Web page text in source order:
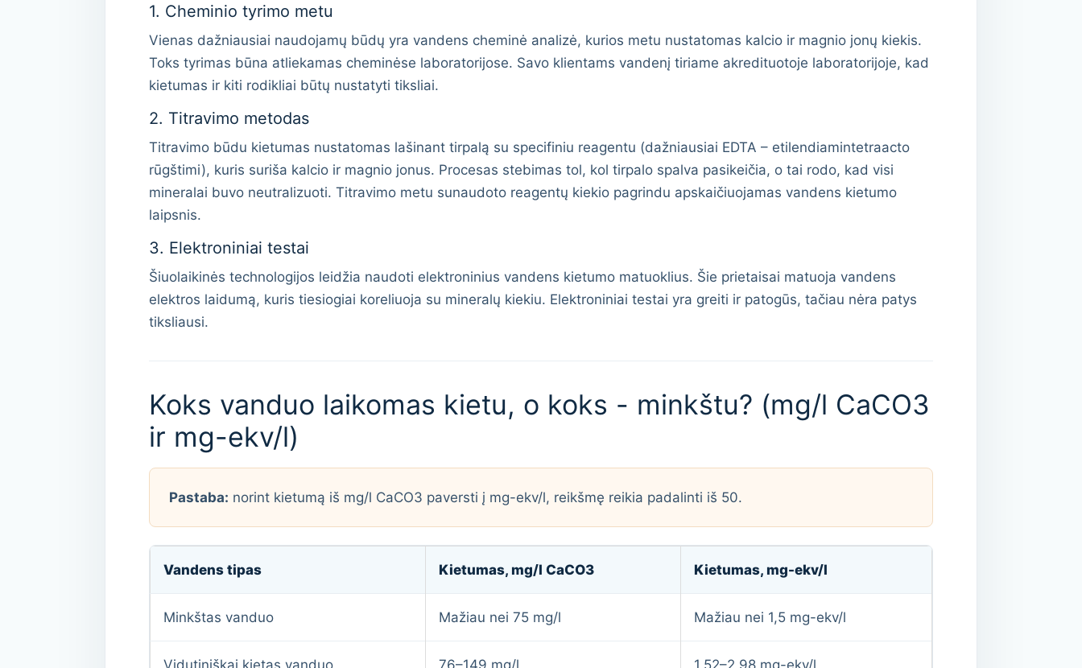
1. Cheminio tyrimo metu
Vienas dažniausiai naudojamų būdų yra vandens cheminė analizė, kurios metu nustatomas kalcio ir magnio jonų kiekis.
Toks tyrimas būna atliekamas cheminėse laboratorijose. Savo klientams vandenį tiriame akredituotoje laboratorijoje, kad
kietumas ir kiti rodikliai būtų nustatyti tiksliai.
2. Titravimo metodas
Titravimo būdu kietumas nustatomas lašinant tirpalą su specifiniu reagentu (dažniausiai EDTA – etilendiamintetraacto
rūgštimi), kuris suriša kalcio ir magnio jonus. Procesas stebimas tol, kol tirpalo spalva pasikeičia, o tai rodo, kad visi
mineralai buvo neutralizuoti. Titravimo metu sunaudoto reagentų kiekio pagrindu apskaičiuojamas vandens kietumo
laipsnis.
3. Elektroniniai testai
Šiuolaikinės technologijos leidžia naudoti elektroninius vandens kietumo matuoklius. Šie prietaisai matuoja vandens
elektros laidumą, kuris tiesiogiai koreliuoja su mineralų kiekiu. Elektroniniai testai yra greiti ir patogūs, tačiau nėra patys
tiksliausi.
Koks vanduo laikomas kietu, o koks - minkštu? (mg/l CaCO3
ir mg-ekv/l)
Pastaba: norint kietumą iš mg/l CaCO3 paversti į mg-ekv/l, reikšmę reikia padalinti iš 50.
Vandens tipas Kietumas, mg/l CaCO3 Kietumas, mg-ekv/l
Minkštas vanduo Mažiau nei 75 mg/l Mažiau nei 1,5 mg-ekv/l
Vidutiniškai kietas vanduo 76–149 mg/l 1,52–2,98 mg-ekv/l